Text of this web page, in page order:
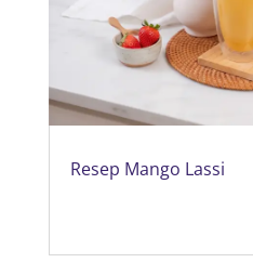
Resep Mango Lassi